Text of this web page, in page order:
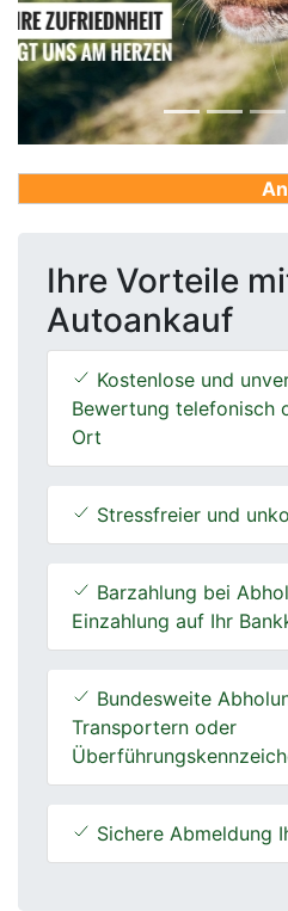
Ihre Vorteile
Autoankauf
Kostenlose und
Bewertung telefonisch
Ort
Stressfreier und
Barzahlung bei
Einzahlung auf Ihr
Bundesweite
Transportern oder
Sichere Abmeldung